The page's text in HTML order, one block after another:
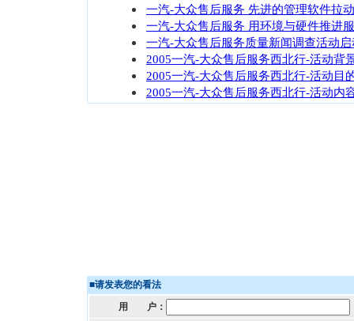
一汽-大众售后服务 先进的管理软件拉
一汽-大众售后服务 用环境与硬件推进
一汽-大众售后服务质量新闻调查活动启
2005一汽-大众售后服务西北行-活动背
2005一汽-大众售后服务西北行-活动目
2005一汽-大众售后服务西北行-活动内
■请发表您的看法
用 户：